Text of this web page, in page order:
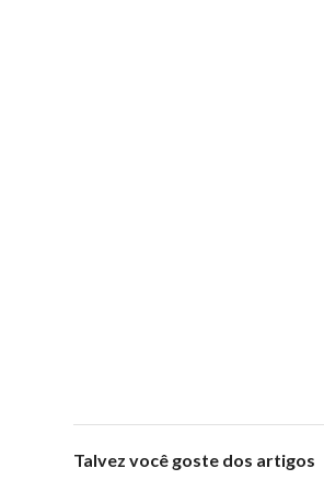
Talvez você goste dos artigos